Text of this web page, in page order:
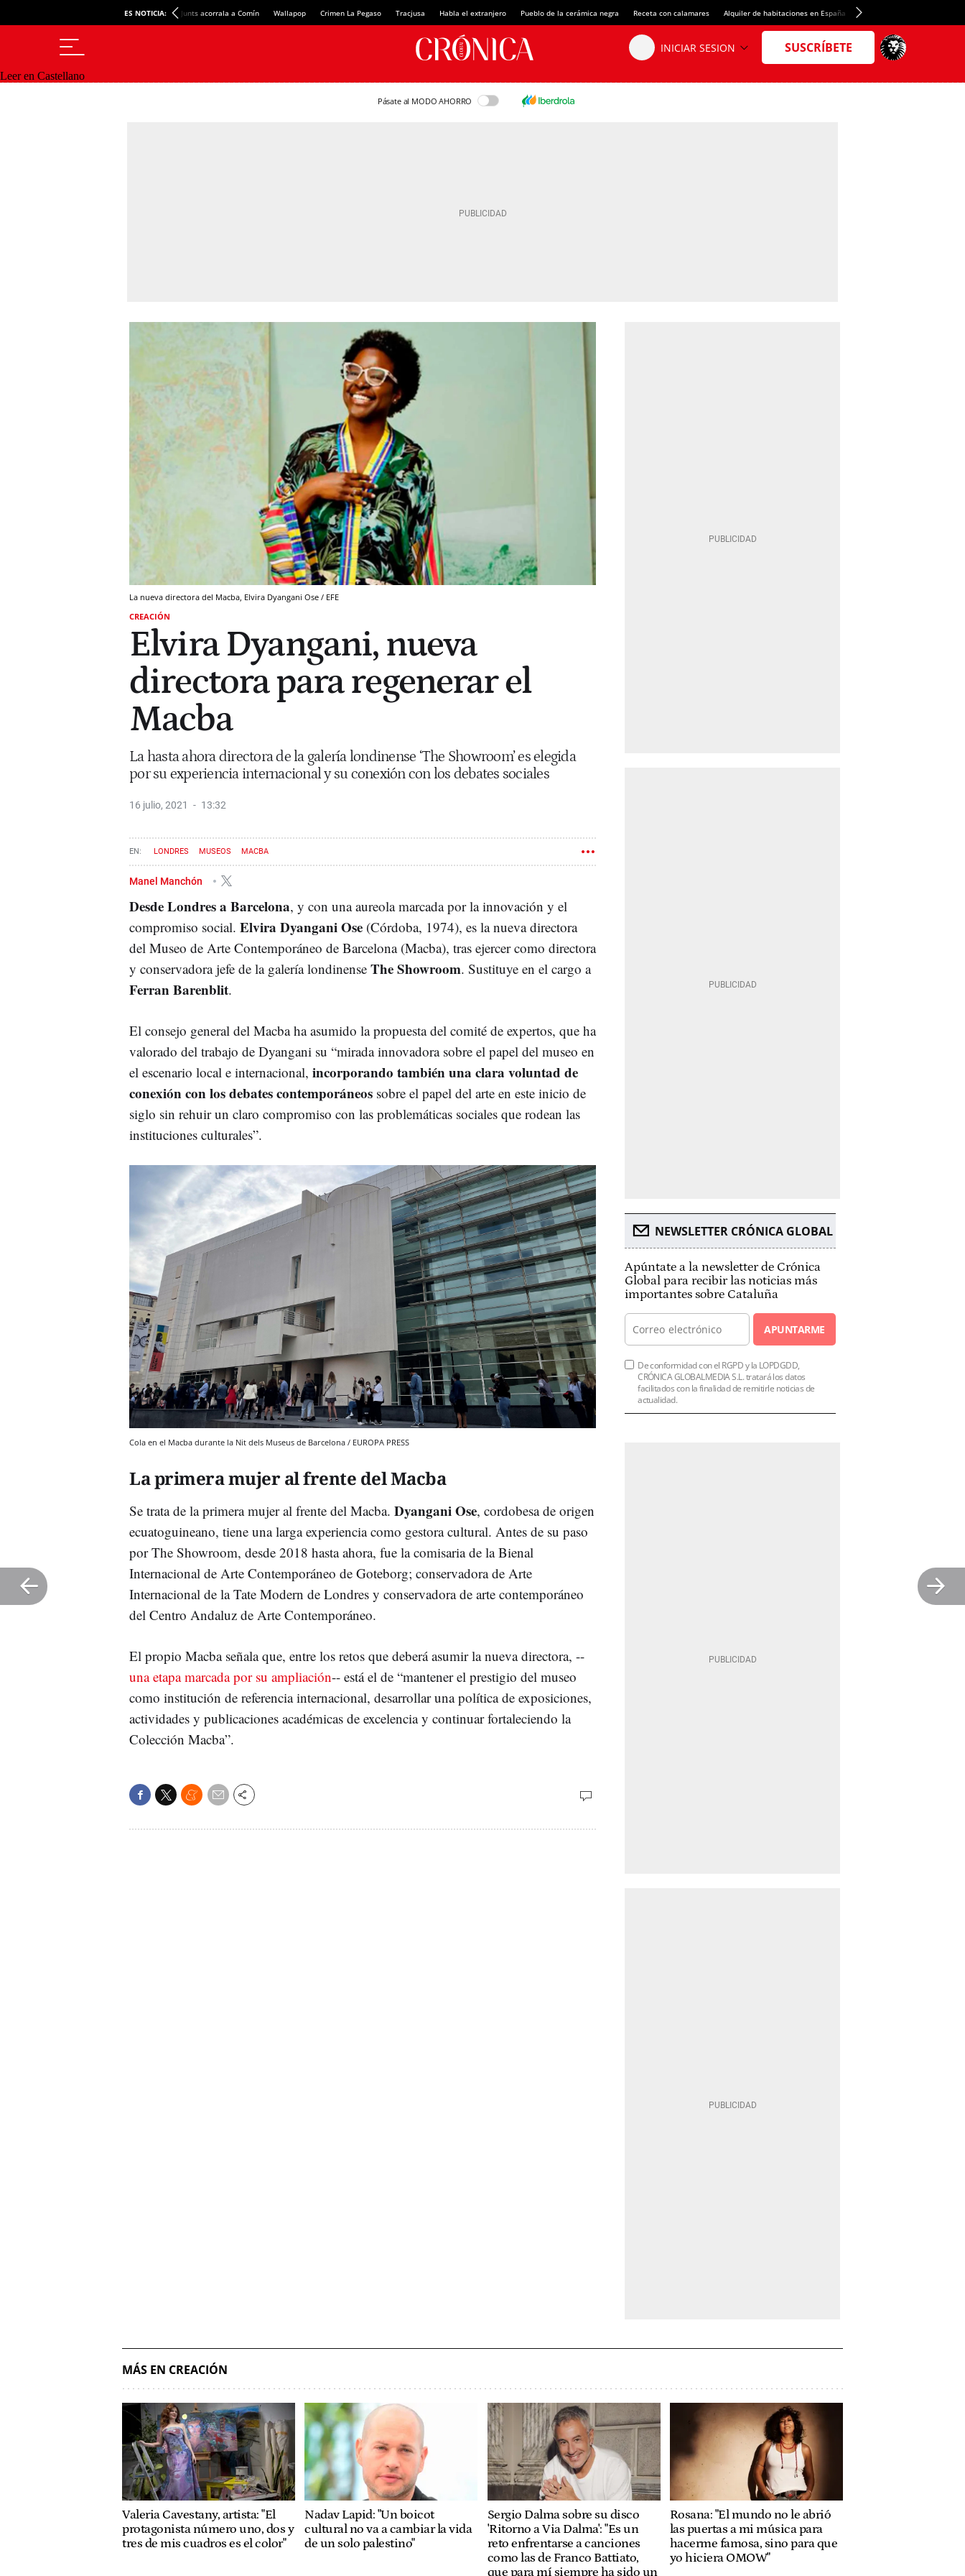
ES NOTICIA: Junts acorrala a Comín Wallapop Crimen La Pegaso Tracjusa Habla el extranjero Pueblo de la cerámica negra Receta con calamares Alquiler de habitaciones en España Crédito del Spotify Camp Nou
Leer en Castellano
Pásate al MODO AHORRO
La nueva directora del Macba, Elvira Dyangani Ose / EFE
CREACIÓN
Elvira Dyangani, nueva
directora para regenerar el
Macba
La hasta ahora directora de la galería londinense ‘The Showroom’ es elegida
por su experiencia internacional y su conexión con los debates sociales
16 julio, 2021 13:32
LONDRES MUSEOS MACBA
Manel Manchón
Desde Londres a Barcelona, y con una aureola marcada por la innovación y el
compromiso social. Elvira Dyangani Ose (Córdoba, 1974), es la nueva directora
del Museo de Arte Contemporáneo de Barcelona (Macba), tras ejercer como directora
y conservadora jefe de la galería londinense The Showroom. Sustituye en el cargo a
Ferran Barenblit.
El consejo general del Macba ha asumido la propuesta del comité de expertos, que ha
valorado del trabajo de Dyangani su “mirada innovadora sobre el papel del museo en
el escenario local e internacional, incorporando también una clara voluntad de
conexión con los debates contemporáneos sobre el papel del arte en este inicio de
siglo sin rehuir un claro compromiso con las problemáticas sociales que rodean las
instituciones culturales”.
Cola en el Macba durante la Nit dels Museus de Barcelona / EUROPA PRESS
La primera mujer al frente del Macba
Se trata de la primera mujer al frente del Macba. Dyangani Ose, cordobesa de origen
ecuatoguineano, tiene una larga experiencia como gestora cultural. Antes de su paso
por The Showroom, desde 2018 hasta ahora, fue la comisaria de la Bienal
Internacional de Arte Contemporáneo de Goteborg; conservadora de Arte
Internacional de la Tate Modern de Londres y conservadora de arte contemporáneo
del Centro Andaluz de Arte Contemporáneo.
El propio Macba señala que, entre los retos que deberá asumir la nueva directora, --
una etapa marcada por su ampliación-- está el de “mantener el prestigio del museo
como institución de referencia internacional, desarrollar una política de exposiciones,
actividades y publicaciones académicas de excelencia y continuar fortaleciendo la
Colección Macba”.
NEWSLETTER CRÓNICA GLOBAL
Apúntate a la newsletter de Crónica
Global para recibir las noticias más
importantes sobre Cataluña
APUNTARME
De conformidad con el RGPD y la LOPDGDD,
CRÓNICA GLOBALMEDIA S.L. tratará los datos
facilitados con la finalidad de remitirle noticias de
actualidad.
MÁS EN CREACIÓN
Valeria Cavestany, artista: "El
protagonista número uno, dos y
tres de mis cuadros es el color"
Nadav Lapid: "Un boicot
cultural no va a cambiar la vida
de un solo palestino"
Sergio Dalma sobre su disco
'Ritorno a Via Dalma': "Es un
reto enfrentarse a canciones
como las de Franco Battiato,
que para mí siempre ha sido un
Rosana: "El mundo no le abrió
las puertas a mi música para
hacerme famosa, sino para que
yo hiciera OMOW"